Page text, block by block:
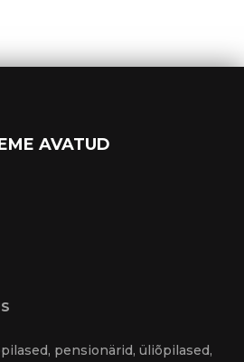
AVATUD
pensionärid, üliõpilased,